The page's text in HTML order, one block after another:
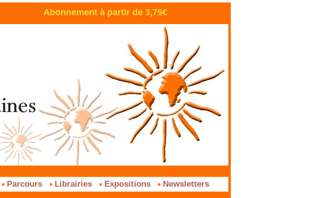
Abonnement à partir de 3,75€
Parcours Librairies Expositions Newsletters